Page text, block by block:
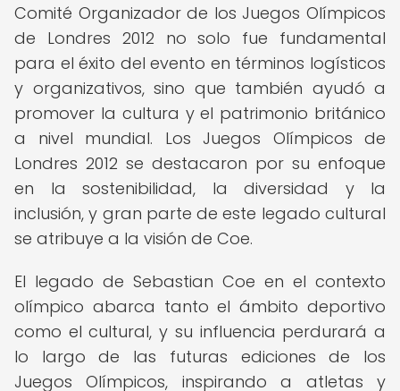
Comité Organizador de los Juegos Olímpicos
de Londres 2012 no solo fue fundamental
para el éxito del evento en términos logísticos
y organizativos, sino que también ayudó a
promover la cultura y el patrimonio británico
a nivel mundial. Los Juegos Olímpicos de
Londres 2012 se destacaron por su enfoque
en la sostenibilidad, la diversidad y la
inclusión, y gran parte de este legado cultural
se atribuye a la visión de Coe.
El legado de Sebastian Coe en el contexto
olímpico abarca tanto el ámbito deportivo
como el cultural, y su influencia perdurará a
lo largo de las futuras ediciones de los
Juegos Olímpicos, inspirando a atletas y